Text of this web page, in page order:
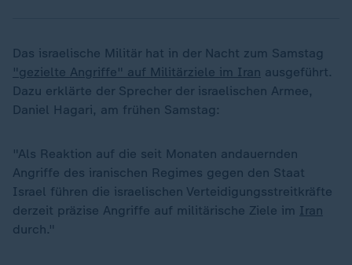
Das israelische Militär hat in der Nacht zum Samstag
"gezielte Angriffe" auf Militärziele im Iran ausgeführt.
Dazu erklärte der Sprecher der israelischen Armee,
Daniel Hagari, am frühen Samstag:
"Als Reaktion auf die seit Monaten andauernden
Angriffe des iranischen Regimes gegen den Staat
Israel führen die israelischen Verteidigungsstreitkräfte
derzeit präzise Angriffe auf militärische Ziele im Iran
durch."